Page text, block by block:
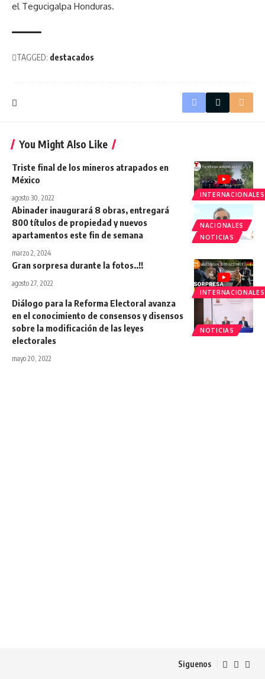
el Tegucigalpa Honduras.
TAGGED: destacados
You Might Also Like
INTERNACIONALES
Triste final de los mineros atrapados en
México
agosto 30, 2022
NACIONALES
NOTICIAS
Abinader inaugurará 8 obras, entregará
800 títulos de propiedad y nuevos
apartamentos este fin de semana
marzo 2, 2024
INTERNACIONALES
Gran sorpresa durante la fotos..!!
agosto 27, 2022
NOTICIAS
Diálogo para la Reforma Electoral avanza
en el conocimiento de consensos y disensos
sobre la modificación de las leyes
electorales
mayo 20, 2022
Siguenos